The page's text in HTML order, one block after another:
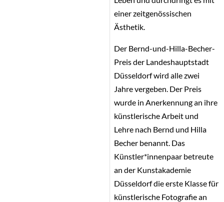
einer zeitgenössischen
Ästhetik.
Der Bernd-und-Hilla-Becher-
Preis der Landeshauptstadt
Düsseldorf wird alle zwei
Jahre vergeben. Der Preis
wurde in Anerkennung an ihre
künstlerische Arbeit und
Lehre nach Bernd und Hilla
Becher benannt. Das
Künstler*innenpaar betreute
an der Kunstakademie
Düsseldorf die erste Klasse für
künstlerische Fotografie an